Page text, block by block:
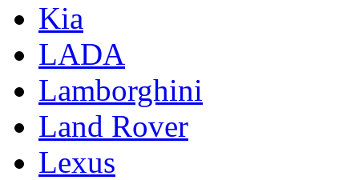
Kia
LADA
Lamborghini
Land Rover
Lexus